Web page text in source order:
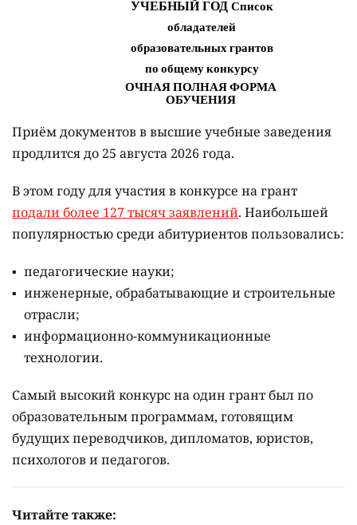
Приём документов в высшие учебные заведения
продлится до 25 августа 2026 года.
В этом году для участия в конкурсе на грант
подали более 127 тысяч заявлений. Наибольшей
популярностью среди абитуриентов пользовались:
педагогические науки;
инженерные, обрабатывающие и строительные
отрасли;
информационно-коммуникационные
технологии.
Самый высокий конкурс на один грант был по
образовательным программам, готовящим
будущих переводчиков, дипломатов, юристов,
психологов и педагогов.
Читайте также: